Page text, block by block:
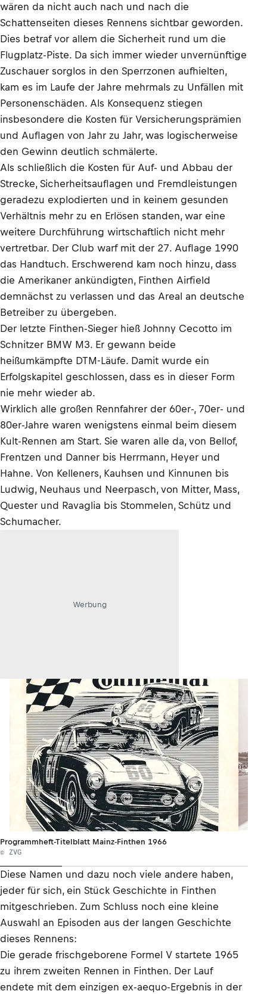
wären da nicht auch nach und nach die
Schattenseiten dieses Rennens sichtbar geworden.
Dies betraf vor allem die Sicherheit rund um die
Flugplatz-Piste. Da sich immer wieder unvernünftige
Zuschauer sorglos in den Sperrzonen aufhielten,
kam es im Laufe der Jahre mehrmals zu Unfällen mit
Personenschäden. Als Konsequenz stiegen
insbesondere die Kosten für Versicherungsprämien
und Auflagen von Jahr zu Jahr, was logischerweise
den Gewinn deutlich schmälerte.
Als schließlich die Kosten für Auf- und Abbau der
Strecke, Sicherheitsauflagen und Fremdleistungen
geradezu explodierten und in keinem gesunden
Verhältnis mehr zu en Erlösen standen, war eine
weitere Durchführung wirtschaftlich nicht mehr
vertretbar. Der Club warf mit der 27. Auflage 1990
das Handtuch. Erschwerend kam noch hinzu, dass
die Amerikaner ankündigten, Finthen Airfield
demnächst zu verlassen und das Areal an deutsche
Betreiber zu übergeben.
Der letzte Finthen-Sieger hieß Johnny Cecotto im
Schnitzer BMW M3. Er gewann beide
heißumkämpfte DTM-Läufe. Damit wurde ein
Erfolgskapitel geschlossen, dass es in dieser Form
nie mehr wieder ab.
Wirklich alle großen Rennfahrer der 60er-, 70er- und
80er-Jahre waren wenigstens einmal beim diesem
Kult-Rennen am Start. Sie waren alle da, von Bellof,
Frentzen und Danner bis Herrmann, Heyer und
Hahne. Von Kelleners, Kauhsen und Kinnunen bis
Ludwig, Neuhaus und Neerpasch, von Mitter, Mass,
Quester und Ravaglia bis Stommelen, Schütz und
Schumacher.
Werbung
Programmheft-Titelblatt Mainz-Finthen 1966
© ZVG
Diese Namen und dazu noch viele andere haben,
jeder für sich, ein Stück Geschichte in Finthen
mitgeschrieben. Zum Schluss noch eine kleine
Auswahl an Episoden aus der langen Geschichte
dieses Rennens:
Die gerade frischgeborene Formel V startete 1965
zu ihrem zweiten Rennen in Finthen. Der Lauf
endete mit dem einzigen ex-aequo-Ergebnis in der